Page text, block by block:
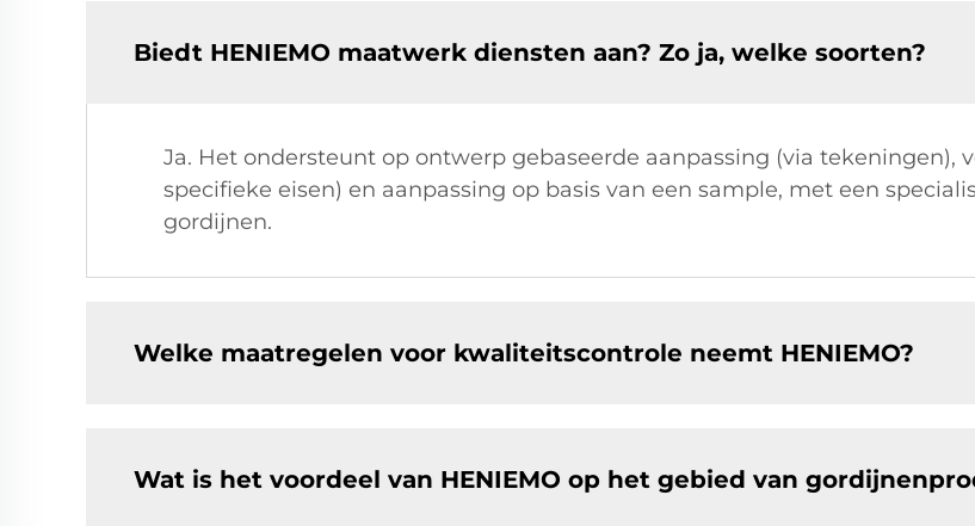
Biedt HENIEMO maatwerk diensten aan? Zo ja, welke soorten?
Ja. Het ondersteunt op ontwerp gebaseerde aanpassing (via tekeningen),
specifieke eisen) en aanpassing op basis van een sample, met een
gordijnen.
Welke maatregelen voor kwaliteitscontrole neemt HENIEMO?
Wat is het voordeel van HENIEMO op het gebied van